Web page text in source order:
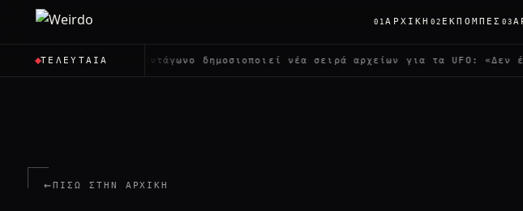
01ΑΡΧΙΚΉ 02 ΕΚΠΟΜΠΈΣ 03
ΤΕΛΕΥΤΑΊΑ
✦ Το Πεντάγωνο δημοσιοποιεί νέα σειρά αρχείων για τα UFO: «Δεν έμοιαζε
←ΠΊΣΩ ΣΤΗΝ ΑΡΧΙΚΉ